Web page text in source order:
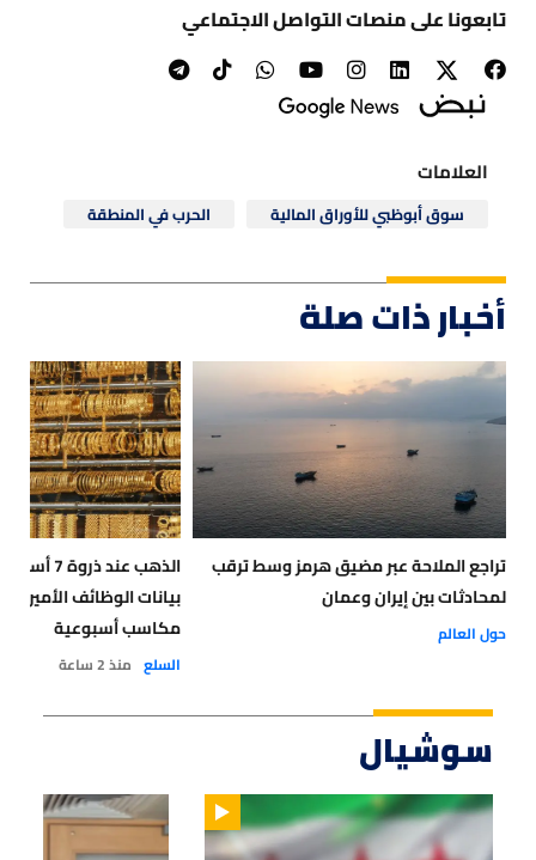
تابعونا على منصات التواصل الاجتماعي
العلامات
سوق أبوظبي للأوراق المالية الحرب في المنطقة
أخبار ذات صلة
تراجع الملاحة عبر مضيق هرمز وسط ترقب
لمحادثات بين إيران وعمان
حول العالم
الذهب عند
بيانات الوظائف
مكاسب أسبوعية
السلع منذ 2 ساعة
سوشيال